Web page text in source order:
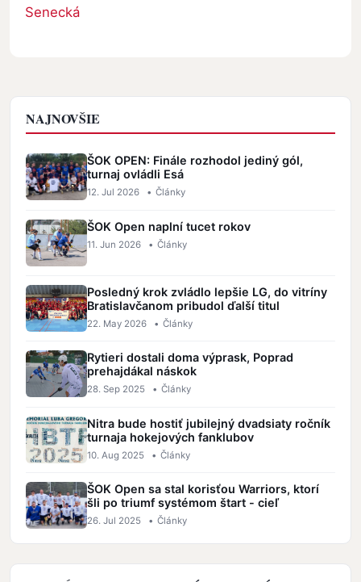
Leaders
8. Réca Devils
9.
Pezinok
24 1
10.
Savages
24
11.
07
Bernolákovo
25
12.
Panthers
Senec
26 4 1 1 20
White
Eagles
14.
Skeletons
24
Senecká
NAJNOVŠIE
ŠOK OPEN: Finále rozhodol jediný gól,
turnaj ovládli Esá
12. Jul 2026 • Články
ŠOK Open naplní tucet rokov
11. Jun 2026 • Články
Posledný krok zvládlo lepšie LG, do vitríny
Bratislavčanom pribudol ďalší titul
22. May 2026 • Články
Rytieri dostali doma výprask, Poprad
prehajdákal náskok
28. Sep 2025 • Články
Nitra bude hostiť jubilejný dvadsiaty ročník
turnaja hokejových fanklubov
10. Aug 2025 • Články
ŠOK Open sa stal korisťou Warriors, ktorí
šli po triumf systémom štart - cieľ
26. Jul 2025 • Články